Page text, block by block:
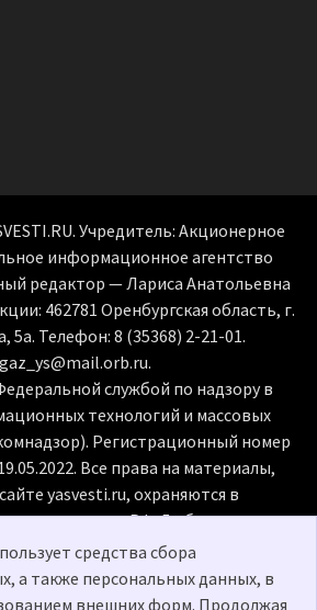
Учредитель: Акционерное
информационное агентство
редактор — Лариса Анатольевна
462781 Оренбургская область, г.
5а. Телефон: 8 (35368) 2-21-01.
службой по надзору в
технологий и массовых
Регистрационный номер
Все права на материалы,
yasvesti.ru, охраняются в
РФ. Любое
допускается только по
гиперссылка на источник
не несет ответственности за
средства сбора
а также персональных данных, в
внешних форм. Продолжая